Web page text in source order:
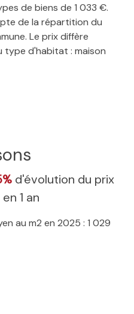
de biens de 1 033 €.
de la répartition du
Le prix diffère
d'habitat : maison
d'évolution du prix
1 an
au m2 en 2025 : 1 029